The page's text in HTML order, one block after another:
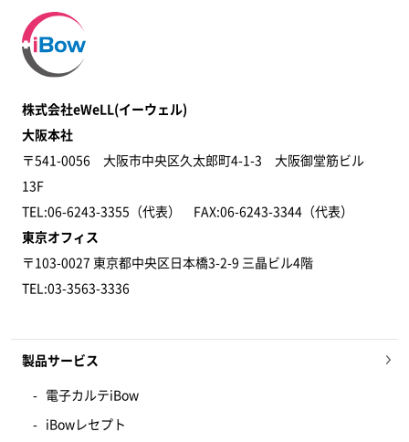
株式会社eWeLL(イーウェル)
大阪本社
〒541-0056 大阪市中央区久太郎町4-1-3 大阪御堂筋ビル
13F
TEL:06-6243-3355（代表） FAX:06-6243-3344​（代表）
東京オフィス
〒103-0027 東京都中央区日本橋3-2-9 三晶ビル4階
TEL:03-3563-3336
製品サービス
電子カルテiBow
iBowレセプト